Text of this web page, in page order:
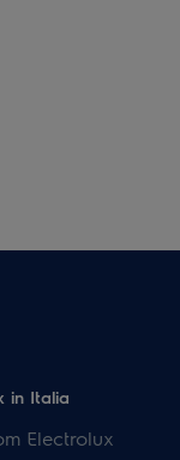
in Italia
Electrolux